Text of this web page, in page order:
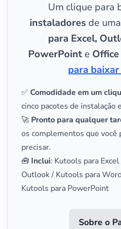
Um clique para
instaladores de
para Excel,
PowerPointe Office
para
✅ Comodidade em um
cinco pacotes de instalação
🚀 Pronto para qualquer
os complementos que você
precisar.
🧰 Inclui: Kutools para
Outlook / Kutools para
Kutools para PowerPoint
Sobre o